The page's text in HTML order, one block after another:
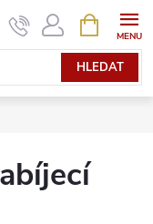
HLEDAT
NÁKUPNÍ
KOŠÍK